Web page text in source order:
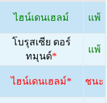
ไฮน์เดนเฮลม์ แพ้
โบรุสเซีย ดอร์
ทมุนด์*
แพ้
ไฮน์เดนเฮลม์* ชนะ